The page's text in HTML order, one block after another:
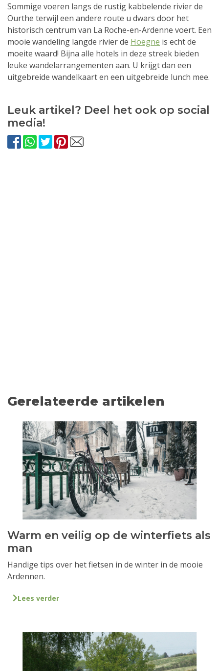
Sommige voeren langs de rustig kabbelende rivier de
Ourthe terwijl een andere route u dwars door het
historisch centrum van La Roche-en-Ardenne voert. Een
mooie wandeling langde rivier de Hoëgne is echt de
moeite waard! Bijna alle hotels in deze streek bieden
leuke wandelarrangementen aan. U krijgt dan een
uitgebreide wandelkaart en een uitgebreide lunch mee.
Leuk artikel? Deel het ook op social
media!
Gerelateerde artikelen
Warm en veilig op de winterfiets als
man
Handige tips over het fietsen in de winter in de mooie
Ardennen.
Lees verder